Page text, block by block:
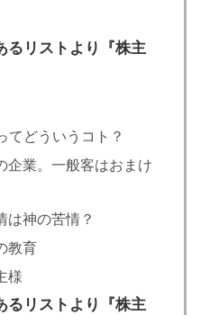
るリストより『株主
てどういうコト？
企業。一般客はおまけ
は神の苦情？
教育
様
るリストより『株主